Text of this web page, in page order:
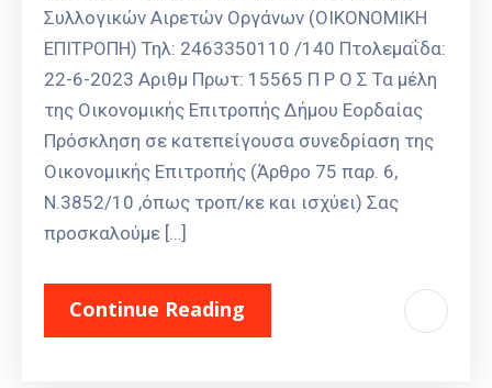
Συλλογικών Αιρετών Οργάνων (ΟΙΚΟΝΟΜΙΚΗ
ΕΠΙΤΡΟΠΗ) Τηλ: 2463350110 /140 Πτολεμαΐδα:
22-6-2023 Αριθμ Πρωτ: 15565 Π Ρ Ο Σ Τα μέλη
της Οικονομικής Επιτροπής Δήμου Εορδαίας
Πρόσκληση σε κατεπείγουσα συνεδρίαση της
Οικονομικής Επιτροπής (Άρθρο 75 παρ. 6,
Ν.3852/10 ,όπως τροπ/κε και ισχύει) Σας
προσκαλούμε […]
Continue Reading